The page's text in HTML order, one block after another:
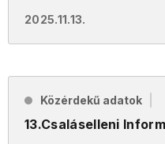
2025.11.13.
Közérdekű adatok
13.Csaláselleni